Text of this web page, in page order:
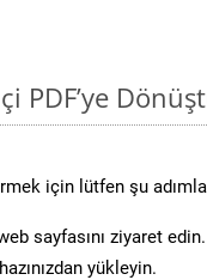
PDF’ye
için lütfen şu
sayfasını ziyaret edin.
yükleyin.